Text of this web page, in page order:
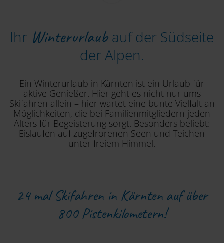
Ihr Winterurlaub auf der Südseite
der Alpen.
Ein Winterurlaub in Kärnten ist ein Urlaub für
aktive Genießer. Hier geht es nicht nur ums
Skifahren allein – hier wartet eine bunte Vielfalt an
Möglichkeiten, die bei Familienmitgliedern jeden
Alters für Begeisterung sorgt. Besonders beliebt:
Eislaufen auf zugefrorenen Seen und Teichen
unter freiem Himmel.
24 mal Skifahren in Kärnten auf über
800 Pistenkilometern!